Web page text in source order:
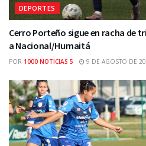
DEPORTES
Cerro Porteño sigue en racha de
a Nacional/Humaitá
POR 1000 NOTICIAS 5 9 DE AGOSTO DE